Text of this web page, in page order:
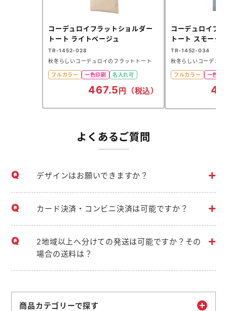
コーデュロイフラットショルダー
トート ライトベージュ
TR-1452-028
秋冬らしいコーデュロイのフラットトート
フルカラー 一色印刷 名入れ可
467.5円（税込）
コーデュロイフ
トート スモーク
TR-1452-034
秋冬らしいコーデュ
フルカラー 一色印
よくあるご質問
デザインはお願いできますか？
カード決済・コンビニ決済は可能ですか？
2地域以上へ分けての発送は可能ですか？その
場合の送料は？
商品カテゴリーで探す